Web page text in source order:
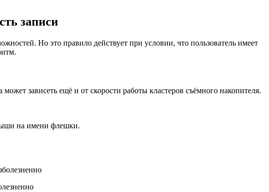
записи
Но это правило действует при условии, что пользователь имеет
зависеть ещё и от скорости работы кластеров съёмного накопителя.
на имени флешки.